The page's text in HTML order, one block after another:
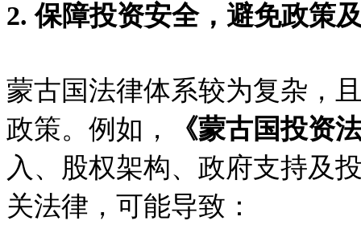
2. 保障投资安全，避免政策
蒙古国法律体系较为复杂，
政策。例如，
《蒙古国投资
入、股权架构、政府支持及
关法律，可能导致：